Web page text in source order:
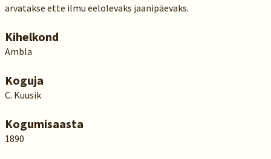
arvatakse ette ilmu eelolevaks jaanipäevaks.
Kihelkond
Ambla
Koguja
C. Kuusik
Kogumisaasta
1890